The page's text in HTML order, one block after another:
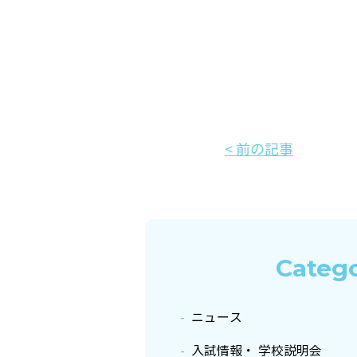
< 前の記事
ニュース
入試情報・ 学校説明会